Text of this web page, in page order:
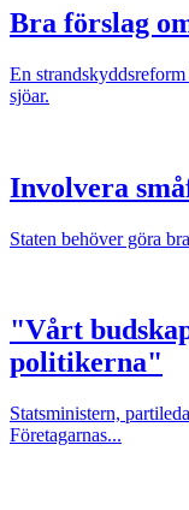
Bra förslag
En
sjöar.
Involvera
Staten behöver göra
"Vårt
politikerna"
Statsministern,
Företagarnas...